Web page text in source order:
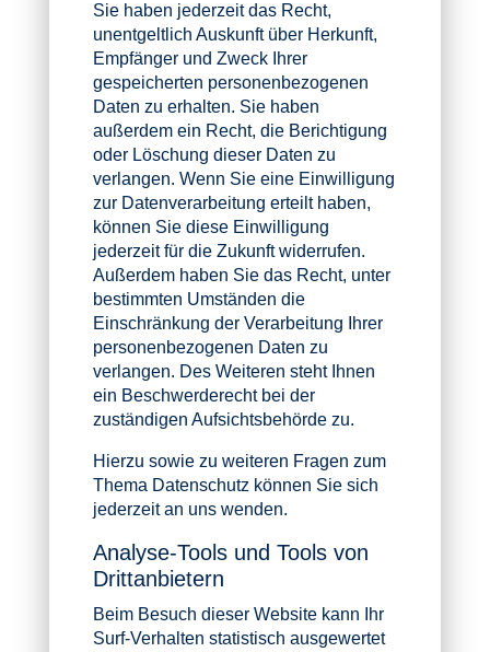
Sie haben jederzeit das Recht,
unentgeltlich Auskunft über Herkunft,
Empfänger und Zweck Ihrer
gespeicherten personenbezogenen
Daten zu erhalten. Sie haben
außerdem ein Recht, die Berichtigung
oder Löschung dieser Daten zu
verlangen. Wenn Sie eine Einwilligung
zur Datenverarbeitung erteilt haben,
können Sie diese Einwilligung
jederzeit für die Zukunft widerrufen.
Außerdem haben Sie das Recht, unter
bestimmten Umständen die
Einschränkung der Verarbeitung Ihrer
personenbezogenen Daten zu
verlangen. Des Weiteren steht Ihnen
ein Beschwerderecht bei der
zuständigen Aufsichtsbehörde zu.
Hierzu sowie zu weiteren Fragen zum
Thema Datenschutz können Sie sich
jederzeit an uns wenden.
Analyse-Tools und Tools von
Dritt­anbietern
Beim Besuch dieser Website kann Ihr
Surf-Verhalten statistisch ausgewertet